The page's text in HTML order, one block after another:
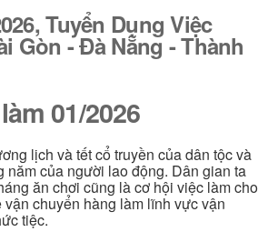
Tuyển Dụng Việc
Gòn - Đà Nẵng - Thành
01/2026
lịch và tết cổ truyền của dân tộc và
năm của người lao động. Dân gian ta
ăn chơi cũng là cơ hội việc làm cho
chuyển hàng làm lĩnh vực vận
tiệc.